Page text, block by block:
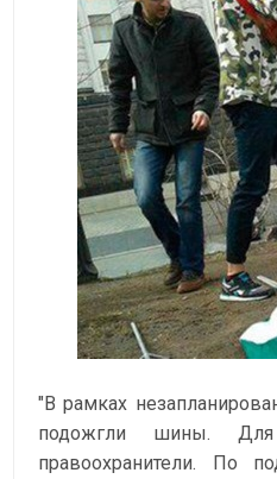
"В рамках
подожгли шины. Для
правоохранители. По